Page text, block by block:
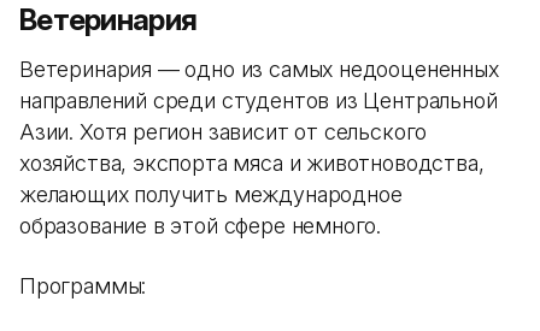
Ветеринария
Ветеринария — одно из самых недооцененных
направлений среди студентов из Центральной
Азии. Хотя регион зависит от сельского
хозяйства, экспорта мяса и животноводства,
желающих получить международное
образование в этой сфере немного.
Программы: